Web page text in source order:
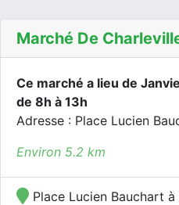
Marché De
Ce marché a lieu de
de 8h à 13h
Adresse : Place Lucien
Environ 5.2 km
Place Lucien Bauchart